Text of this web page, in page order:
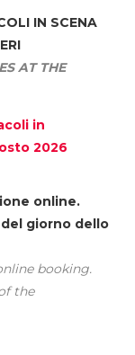
IN SCENA
AT THE
in
2026
online.
giorno dello
booking.
the